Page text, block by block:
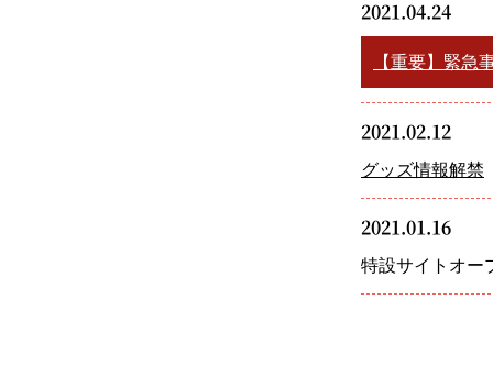
2021.04.24
【重要】緊急
2021.02.12
グッズ情報解禁
2021.01.16
特設サイトオー